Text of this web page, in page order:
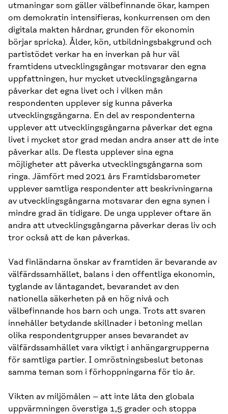
utmaningar som gäller välbefinnande ökar, kampen
om demokratin intensifieras, konkurrensen om den
digitala makten hårdnar, grunden för ekonomin
börjar spricka). Ålder, kön, utbildningsbakgrund och
partistödet verkar ha en inverkan på hur väl
framtidens utvecklingsgångar motsvarar den egna
uppfattningen, hur mycket utvecklingsgångarna
påverkar det egna livet och i vilken mån
respondenten upplever sig kunna påverka
utvecklingsgångarna. En del av respondenterna
upplever att utvecklingsgångarna påverkar det egna
livet i mycket stor grad medan andra anser att de inte
påverkar alls. De flesta upplever sina egna
möjligheter att påverka utvecklingsgångarna som
ringa. Jämfört med 2021 års Framtidsbarometer
upplever samtliga respondenter att beskrivningarna
av utvecklingsgångarna motsvarar den egna synen i
mindre grad än tidigare. De unga upplever oftare än
andra att utvecklingsgångarna påverkar deras liv och
tror också att de kan påverkas.
Vad finländarna önskar av framtiden är bevarande av
välfärdssamhället, balans i den offentliga ekonomin,
tyglande av låntagandet, bevarandet av den
nationella säkerheten på en hög nivå och
välbefinnande hos barn och unga. Trots att svaren
innehåller betydande skillnader i betoning mellan
olika respondentgrupper anses bevarandet av
välfärdssamhället vara viktigt i anhängargrupperna
för samtliga partier. I omröstningsbeslut betonas
samma teman som i förhoppningarna för tio år.
Vikten av miljömålen – att inte låta den globala
uppvärmningen överstiga 1,5 grader och stoppa